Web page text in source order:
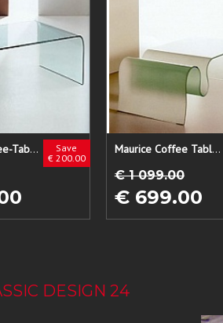
Save
€ 200.00
Palermo Coffee-Table auf Lager Maurice Coffee Table auf Lager
€ 1 099.00
€ 699.00
DESIGN 24